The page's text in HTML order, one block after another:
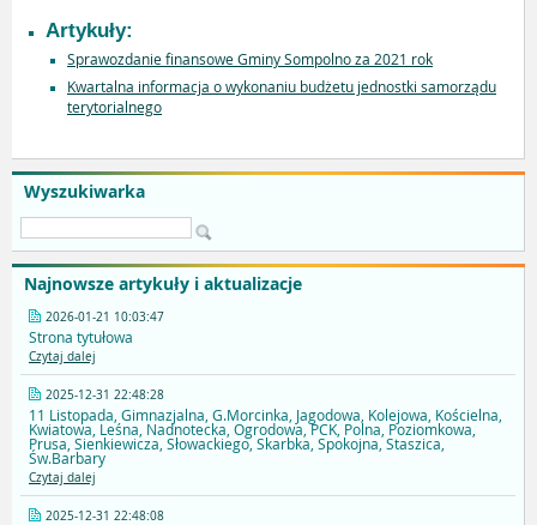
Wyszukiwarka
Najnowsze artykuły i aktualizacje
2026-01-21 10:03:47
Strona tytułowa
Czytaj dalej
2025-12-31 22:48:28
11 Listopada, Gimnazjalna, G.Morcinka, Jagodowa, Kolejowa, Kościelna,
Kwiatowa, Leśna, Nadnotecka, Ogrodowa, PCK, Polna, Poziomkowa,
Prusa, Sienkiewicza, Słowackiego, Skarbka, Spokojna, Staszica,
Św.Barbary
Czytaj dalej
2025-12-31 22:48:08
Artykuły:
Sprawozdanie finansowe Gminy Sompolno za 2021 rok
Kwartalna informacja o wykonaniu budżetu jednostki samorządu
terytorialnego